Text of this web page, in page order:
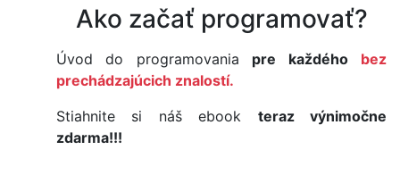
Ako začať programovať?
Úvod do programovania pre každého
bez
prechádzajúcich znalostí.
Stiahnite si náš ebook teraz výnimočne
zdarma!!!